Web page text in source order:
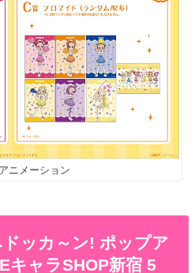
ニメーション
ッカ～ン! ポップア
キャラSHOP新宿 5